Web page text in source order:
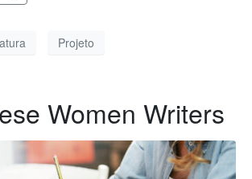
Projeto
Women Writers